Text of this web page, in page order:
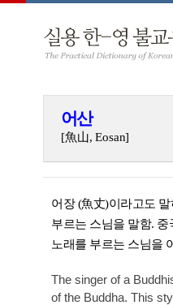
어산
[魚山, Eosan]
어장 (魚丈)이라고도
부르는 스님을 말함. 중
노래를 부르는 스님을
The singer of a
of the Buddha. This